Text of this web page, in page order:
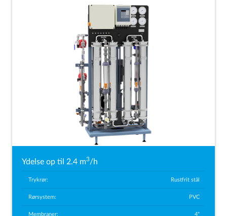
Ydelse op til 2.4 m3/h
Trykrør: Rustfrit stål
Rørsystem: PVC
Membraner: 4"